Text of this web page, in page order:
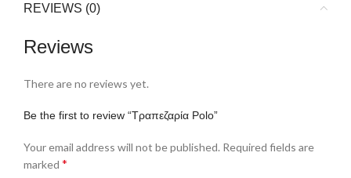
REVIEWS (0)
Reviews
There are no reviews yet.
Be the first to review “Τραπεζαρία Polo”
Your email address will not be published. Required fields are
marked *